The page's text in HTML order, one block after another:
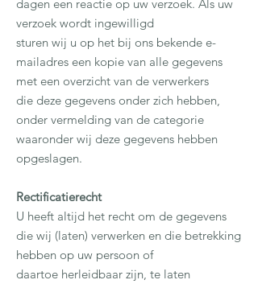
dagen een reactie op uw verzoek. Als uw
verzoek wordt ingewilligd
sturen wij u op het bij ons bekende e-
mailadres een kopie van alle gegevens
met een overzicht van de verwerkers
die deze gegevens onder zich hebben,
onder vermelding van de categorie
waaronder wij deze gegevens hebben
opgeslagen.
Rectificatierecht
U heeft altijd het recht om de gegevens
die wij (laten) verwerken en die betrekking
hebben op uw persoon of
daartoe herleidbaar zijn, te laten